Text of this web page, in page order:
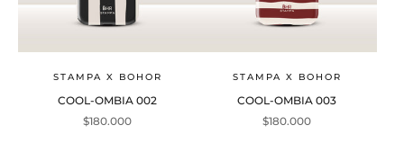
STAMPA X BOHOR
COOL-OMBIA 002
Precio de oferta
$180.000
STAMPA X BOHOR
COOL-OMBIA 003
Precio de oferta
$180.000